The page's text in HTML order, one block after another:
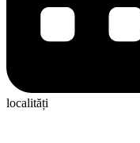
localități